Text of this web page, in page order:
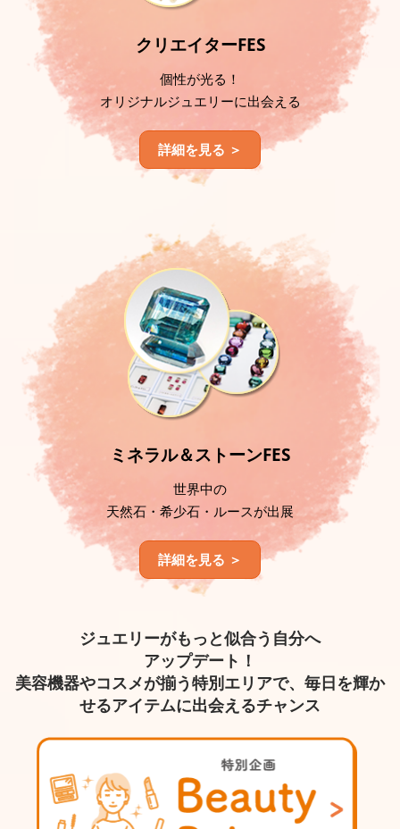
クリエイターFES
個性が光る！
オリジナルジュエリーに出会える
詳細を見る ＞
ミネラル＆ストーンFES
世界中の
天然石・希少石・ルースが出展
詳細を見る ＞
ジュエリーがもっと似合う自分へ
アップデート！
美容機器やコスメが揃う特別エリアで、毎日を輝か
せるアイテムに出会えるチャンス